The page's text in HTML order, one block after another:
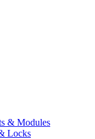
& Modules
Locks